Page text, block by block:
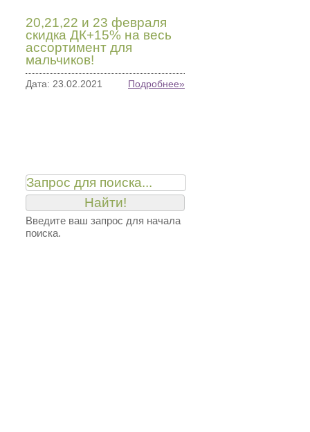
20,21,22 и 23 февраля
скидка ДК+15% на весь
ассортимент для
мальчиков!
Дата: 23.02.2021 Подробнее»
Введите ваш запрос для начала
поиска.